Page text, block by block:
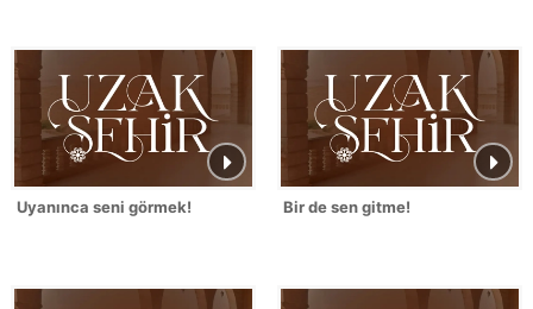
Uyanınca seni görmek! Bir de sen gitme!